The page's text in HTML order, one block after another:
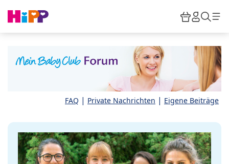
HiPP
FAQ | Private Nachrichten | Eigene Beiträge